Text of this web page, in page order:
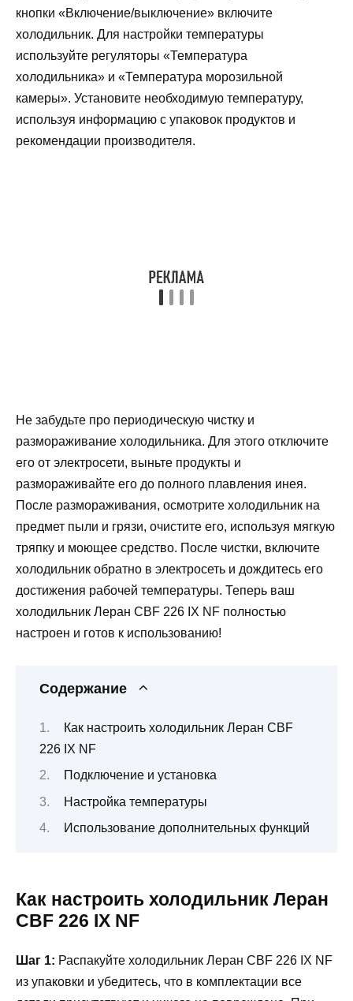
кнопки «Включение/выключение» включите
холодильник. Для настройки температуры
используйте регуляторы «Температура
холодильника» и «Температура морозильной
камеры». Установите необходимую температуру,
используя информацию с упаковок продуктов и
рекомендации производителя.
Не забудьте про периодическую чистку и
размораживание холодильника. Для этого отключите
его от электросети, выньте продукты и
размораживайте его до полного плавления инея.
После размораживания, осмотрите холодильник на
предмет пыли и грязи, очистите его, используя мягкую
тряпку и моющее средство. После чистки, включите
холодильник обратно в электросеть и дождитесь его
достижения рабочей температуры. Теперь ваш
холодильник Леран CBF 226 IX NF полностью
настроен и готов к использованию!
Содержание
Как настроить холодильник Леран CBF
226 IX NF
Подключение и установка
Настройка температуры
Использование дополнительных функций
Как настроить холодильник Леран
CBF 226 IX NF
Шаг 1: Распакуйте холодильник Леран CBF 226 IX NF
из упаковки и убедитесь, что в комплектации все